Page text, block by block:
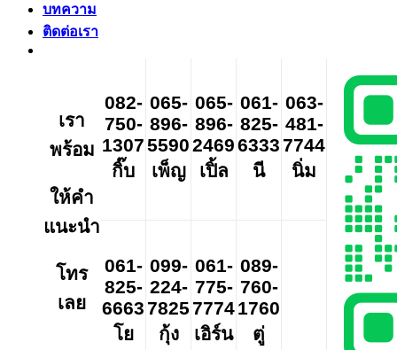
บทความ
ติดต่อเรา
เรา
พร้อม
ให้คำ
แนะนำ
โทร
เลย
082-
750-
1307
กิ๊บ
065-
896-
5590
เพ็ญ
065-
896-
2469
เปิ้ล
061-
825-
6333
นี
063-
481-
7744
นิ่ม
061-
825-
6663
โย
099-
224-
7825
กุ้ง
061-
775-
7774
เอิร์น
089-
760-
1760
ตู่